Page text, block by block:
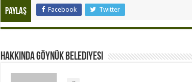
Paylaş Facebook Twitter
Hakkında Göynük Belediyesi